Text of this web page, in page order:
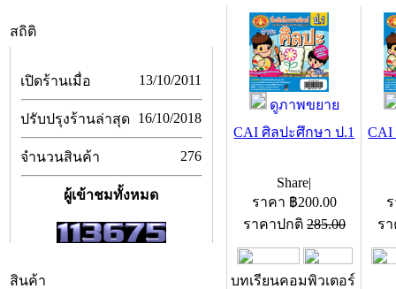
สถิติ
เปิดร้านเมื่อ 13/10/2011
ปรับปรุงร้านล่าสุด 16/10/2018
จำนวนสินค้า 276
ผู้เข้าชมทั้งหมด
สินค้า
ดูภาพขยาย
CAI ศิลปะศึกษา ป.1
Share|
ราคา ฿200.00
ราคาปกติ 285.00
บทเรียนคอมพิวเตอร์
CAI
ร